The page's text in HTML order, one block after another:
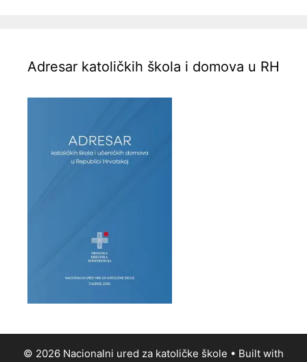
Adresar katoličkih škola i domova u RH
© 2026 Nacionalni ured za katoličke škole • Built with